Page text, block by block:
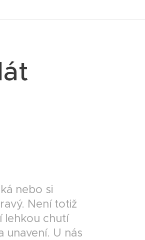
nebo si
Není totiž
lehkou chutí
unavení. U nás